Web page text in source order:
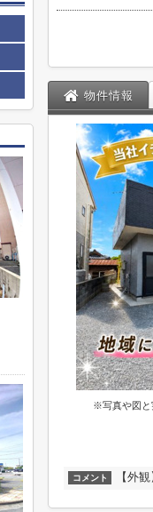
物件情報
※写真や図と
コメント 【外観